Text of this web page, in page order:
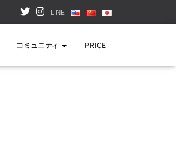
LINE
コミュニティ PRICE